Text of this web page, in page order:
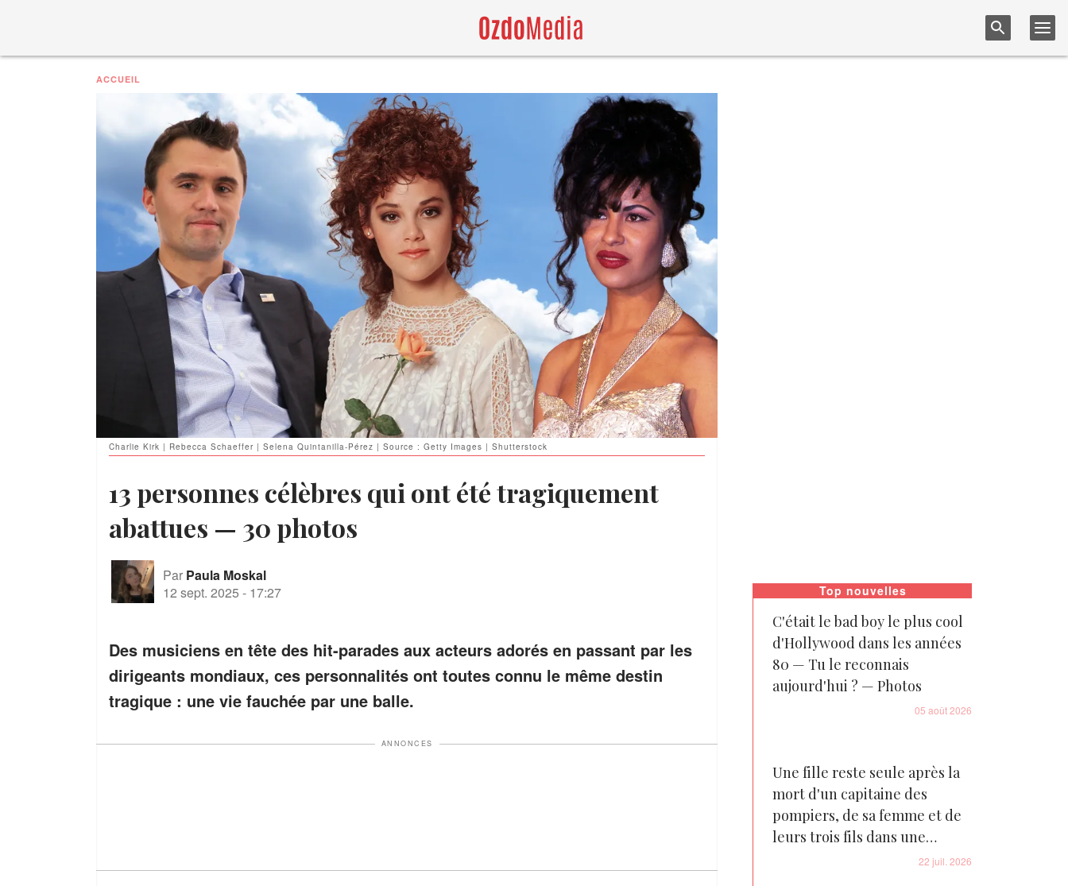
ACCUEIL
Charlie Kirk | Rebecca Schaeffer | Selena Quintanilla-Pérez | Source : Getty Images | Shutterstock
13 personnes célèbres qui ont été tragiquement
abattues — 30 photos
Par Paula Moskal
12 sept. 2025 - 17:27
Des musiciens en tête des hit-parades aux acteurs adorés en passant par les
dirigeants mondiaux, ces personnalités ont toutes connu le même destin
tragique : une vie fauchée par une balle.
ANNONCES
Top nouvelles
C'était le bad boy le plus cool
d'Hollywood dans les années
80 — Tu le reconnais
aujourd'hui ? — Photos
05 août 2026
Une fille reste seule après la
mort d'un capitaine des
pompiers, de sa femme et de
leurs trois fils dans une
tragédie familiale déchirante
22 juil. 2026